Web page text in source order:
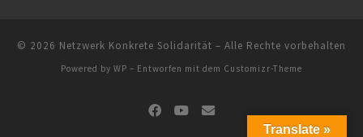
© 2026 Netzwerk Konkrete Solidarität – Alle Rechte vorbehalten
Powered by WP – Entworfen mit dem Customizr-Theme
Translate »